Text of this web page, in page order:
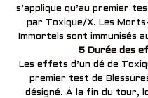
s’applique qu’au premier
par Toxique/X. Les
Immortels sont immunisés
5 Durée des
Les effets d’un dé de
premier test de
désigné. À la fin du tour,